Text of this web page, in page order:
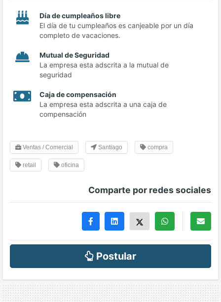
Día de cumpleaños libre
El día de tu cumpleaños es canjeable por un día
completo de vacaciones.
Mutual de Seguridad
La empresa esta adscrita a la mutual de
seguridad
Caja de compensación
La empresa esta adscrita a una caja de
compensación
Ventas / Comercial Santiago compra
retail oficina
Comparte por redes sociales
Postular